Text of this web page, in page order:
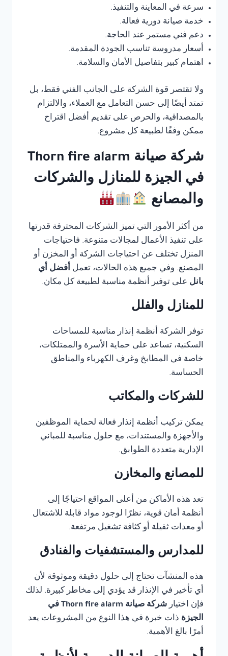
سرعة في المعاينة والتنفيذ.
خدمة صيانة دورية فعالة.
دعم فني مستمر عند الحاجة.
أسعار مدروسة تناسب الجودة المقدمة.
اهتمام كبير بتفاصيل الأمان والسلامة.
ولا تقتصر قوة الشركة على الجانب الفني فقط، بل
تمتد أيضًا إلى حسن التعامل مع العملاء، والالتزام
بالمصداقية، والحرص على تقديم أفضل اقتراح
ممكن وفقًا لطبيعة كل مشروع.
شركة صيانة Thorn fire alarm
في الجيزة للمنازل والشركات
والمصانع
من أكثر الأمور التي تميز الشركات المحترفة قدرتها
على تنفيذ الأعمال لمجالات متنوعة. فاحتياجات
المنزل تختلف عن احتياجات الشركة أو المخزن أو
المصنع. وفي جميع هذه الحالات، تعمل أفضل أي
بانل على توفير أنظمة مناسبة لطبيعة كل مكان.
للمنازل والفلل
توفر الشركة أنظمة إنذار مناسبة للمساحات
السكنية، تساعد على حماية الأسرة والممتلكات،
خاصة في المطابخ وغرف الكهرباء والمناطق
الحساسة.
للشركات والمكاتب
يمكن تركيب أنظمة إنذار فعالة لحماية الموظفين
والأجهزة والمستندات، مع حلول مناسبة للمباني
الإدارية متعددة الطوابق.
للمصانع والمخازن
تعد هذه الأماكن من أعلى المواقع احتياجًا إلى
أنظمة أمان قوية، نظرًا لوجود مواد قابلة للاشتعال
أو معدات ثقيلة أو كثافة تشغيل مرتفعة.
للمدارس والمستشفيات والفنادق
هذه المنشآت تحتاج إلى حلول دقيقة وموثوقة لأن
أي تأخير في الإنذار قد يؤدي إلى مخاطر كبيرة. لذلك
فإن اختيار
شركة صيانة Thorn fire alarm في
الجيزة ذات خبرة في هذا النوع من المشروعات يعد
أمرًا بالغ الأهمية.